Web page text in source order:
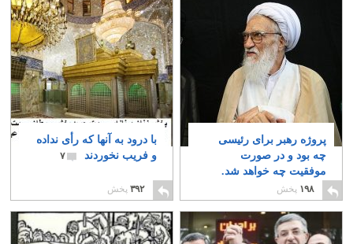
پروژه رهبر برای رئیسی
چه بود و در صورت
موفقیت چه خواهد شد.
۲
۱۹۸ پخش
با درود به آنها که رأی نداده
و فریب نخوردند
۷
۳۹۲ پخش